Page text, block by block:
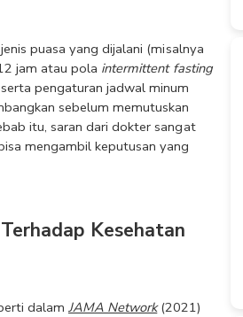
puasa yang dijalani (misalnya
jam atau pola intermittent fasting
pengaturan jadwal minum
sebelum memutuskan
itu, saran dari dokter sangat
mengambil keputusan yang
Kesehatan
dalam JAMA Network (2021)